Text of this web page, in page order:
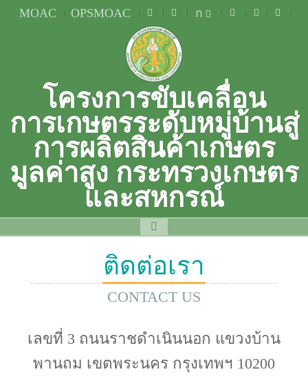
MOAC OPSMOAC ก
โครงการขับเคลื่อน
การเกษตรระดับหมู่บ้านสู่
การผลิตสินค้าเกษตร
มูลค่าสูง กระทรวงเกษตร
และสหกรณ์
ติดต่อเรา
CONTACT US
เลขที่ 3 ถนนราชดำเนินนอก แขวงบ้าน
พานถม เขตพระนคร กรุงเทพฯ 10200